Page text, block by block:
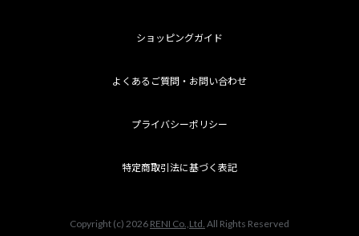
ショッピングガイド
よくあるご質問・お問い合わせ
プライバシーポリシー
特定商取引法に基づく表記
Copyright (c) 2026 RENI Co.,Ltd. All Rights Reserved